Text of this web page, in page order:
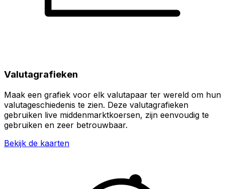
Valutagrafieken
Maak een grafiek voor elk valutapaar ter wereld om hun
valutageschiedenis te zien. Deze valutagrafieken
gebruiken live middenmarktkoersen, zijn eenvoudig te
gebruiken en zeer betrouwbaar.
Bekijk de kaarten